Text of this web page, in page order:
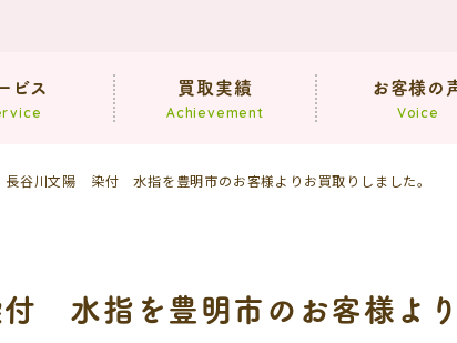
ビス
取
買取実績
Achievement
お客様の
Voice
谷川文陽 染付 水指を豊明市のお客様よりお買取りしました。
指を豊明市のお客様より